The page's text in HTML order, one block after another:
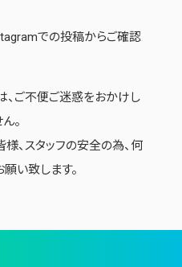
での投稿からご確認
、ご不便ご迷惑をおかけし
。
、スタッフの安全の為、何
い致します。